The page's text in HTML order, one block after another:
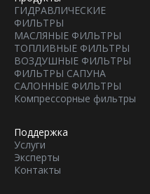
ГИДРАВЛИЧЕСКИЕ
ФИЛЬТРЫ
МАСЛЯНЫЕ ФИЛЬТРЫ
ТОПЛИВНЫЕ ФИЛЬТРЫ
ВОЗДУШНЫЕ ФИЛЬТРЫ
ФИЛЬТРЫ САПУНА
САЛОННЫЕ ФИЛЬТРЫ
Компрессорные фильтры
Поддержка
Услуги
Эксперты
Контакты